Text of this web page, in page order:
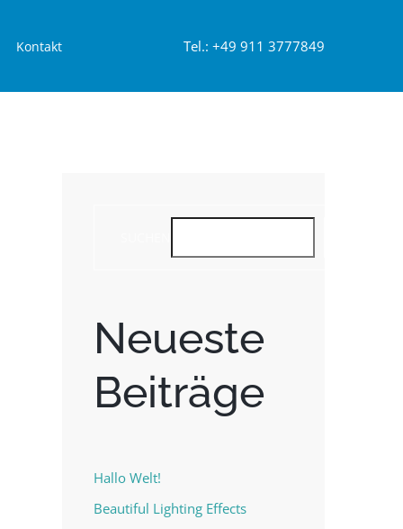
Kontakt Tel.: +49 911 3777849
Neueste
Beiträge
Hallo Welt!
Beautiful Lighting Effects